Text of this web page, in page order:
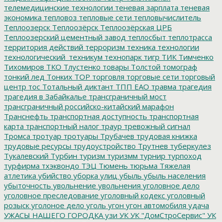
телемедицинские технологии теневая зарплата теневая
экономика тепловоз тепловые сети тепловычислитель
Теплоозерск Теплоозёрск Теплоозёрская ЦРБ
Теплоозерский цементный завод теплосбыт теплотрасса
территория действий терроризм техника технологии
технологический_техникум технопарк тигр ТИК Тимченко
Тихомиров ТКО Тлустенко товары Толстой томограф
тонкий лед Тонких ТОР торговля торговые сети торговый
центр тос Тотальный диктант ТПП ЕАО травма трагедия
трагедия в Забайкалье трансграничный мост
трансграничный российско-китайский марафон
Транснефть транспортная доступность транспортная
карта транспортный налог траур тревожный сигнал
Тромса тротуар тротуары Трубачев трудовая книжка
трудовые ресурсы трудоустройство Трутнев туберкулез
Тукалевский Турбин туризм туризмм турнир турпоход
турфирма тхэквондо ТЭЦ Тюмень тюрьма Тяжелая
атлетика убийство уборка улиц убыль убыль населения
убыточность увольнение увольнения уголовное дело
уголовное преследование уголовный кодекс уголовный
розыск уголоное дело уголь угон угон автомобиля удача
УЖАСЫ НАШЕГО ГОРОДКА узи УК УК "ДомСтроСервис" УК